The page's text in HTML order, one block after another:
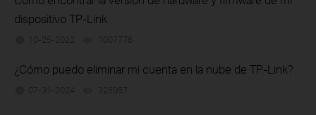
dispositivo TP-Link
10-25-2022 1007776
¿Cómo puedo eliminar mi cuenta en la nube de TP-Link?
07-31-2024 325057